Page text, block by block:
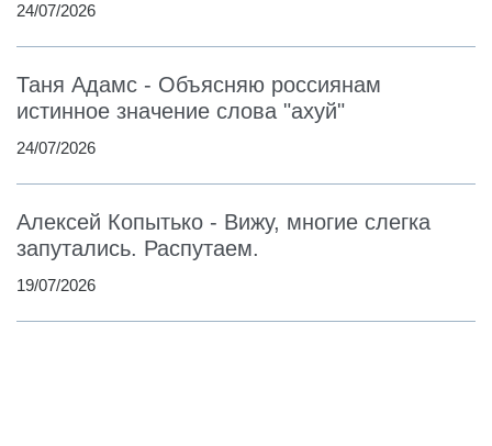
24/07/2026
Таня Адамс - Объясняю россиянам
истинное значение слова "ахуй"
24/07/2026
Алексей Копытько - Вижу, многие слегка
запутались. Распутаем.
19/07/2026